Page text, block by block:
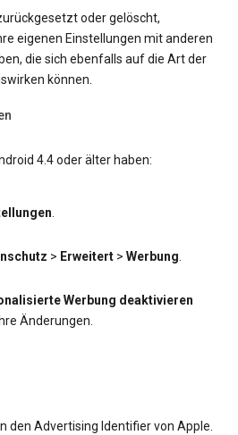
oder gelöscht,
eigenen Einstellungen mit anderen
die sich ebenfalls auf die Art der
können.
4.4 oder älter haben:
.
> Erweitert > Werbung.
Werbung deaktivieren
Änderungen.
den Advertising Identifier von Apple.